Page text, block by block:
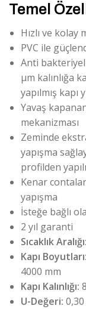
Temel
Hızlı ve kolay
PVC ile
Anti
μm kalınlığa
yapılmış kapı
Yavaş
mekanizması
Zeminde
yapışma
profilden
Kenar
yapışma
İsteğe bağlı
2 yıl garanti
Sıcaklık Aralığı:
Kapı Boyutları:
4000 mm
Kapı Kalınlığı:
U-Değeri: